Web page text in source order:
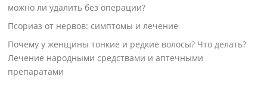
можно ли удалить без операции?
Псориаз от нервов: симптомы и лечение
Почему у женщины тонкие и редкие волосы? Что делать?
Лечение народными средствами и аптечными
препаратами